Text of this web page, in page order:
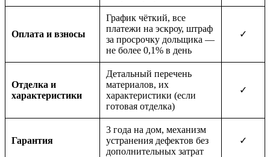
Оплата и взносы
График чёткий, все
платежи на эскроу, штраф
за просрочку дольщика —
не более 0,1% в день
✓
Отделка и
характеристики
Детальный перечень
материалов, их
характеристики (если
готовая отделка)
✓
Гарантия
3 года на дом, механизм
устранения дефектов без
дополнительных затрат
✓